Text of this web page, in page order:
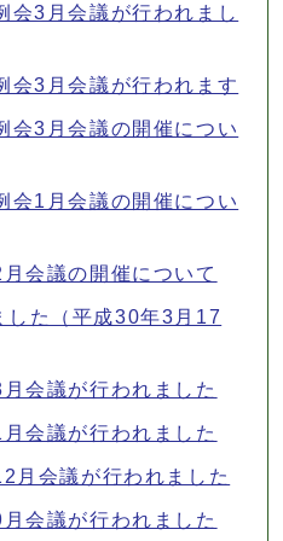
会3月会議が行われまし
会3月会議が行われます
会3月会議の開催につい
会1月会議の開催につい
会議の開催について
した（平成30年3月17
会議が行われました
会議が行われました
月会議が行われました
会議が行われました